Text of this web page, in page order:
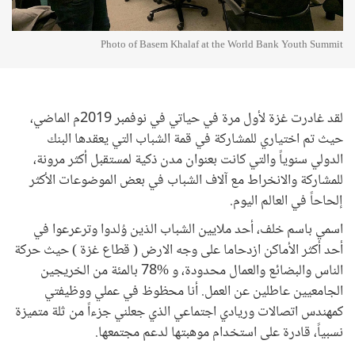
Photo of Basem Khalaf at the World Bank Youth Summit
لقد غادرت غزة لأول مرة في حياتي في نوفمبر 2019م الماضي،
حيث تم اختياري للمشاركة في قمة الشباب التي يعقدها البنك
الدولي سنوياً والتي كانت بعنوان مدن ذكية لمستقبل أكثر مرونة،
للمشاركة والانخراط مع آلاف الشباب في بعض الموضوعات الأكثر
إلحاحاً في العالم اليوم.
اسمي باسم خلف، أحد ملايين الشباب الذين وُلدوا وترعرعوا في
أحد أكثر الأماكن ازدحاما على وجه الارض ( قطاع غزة ) حيث حركة
الناس والبضائع والعمال محدودة، و %78 بالمئة من الخريجين
الجامعيين عاطلين عن العمل. أنا محظوظ في عملي ووظيفتي
كمهندس اتصالات وريادي اجتماعي الذي جعلني جزءاً من ثلة متميزة
نسبياً، قادرة على استخدام موهبتها لدعم مجتمعها.